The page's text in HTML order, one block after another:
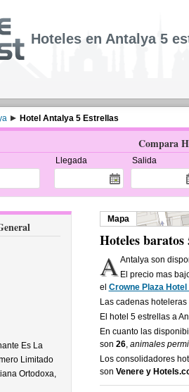
Hoteles en Antalya 5
Hotel Antalya 5 Estrellas
Compara
Llegada Salida
Es La
Limitado
Ortodoxa,
Mapa
Hoteles
A Antalya son
El precio mas
el Crowne Plaza
Las cadenas
El hotel 5 estrellas a
En cuanto las
son 26, animales
Los consolidadores
son Venere y